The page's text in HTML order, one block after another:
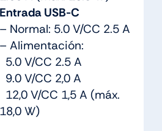
Entrada USB-C
– Normal: 5.0 V/CC 2.5 A
– Alimentación:
5.0 V/CC 2.5 A
9.0 V/CC 2,0 A
12,0 V/CC 1,5 A (máx.
18,0 W)